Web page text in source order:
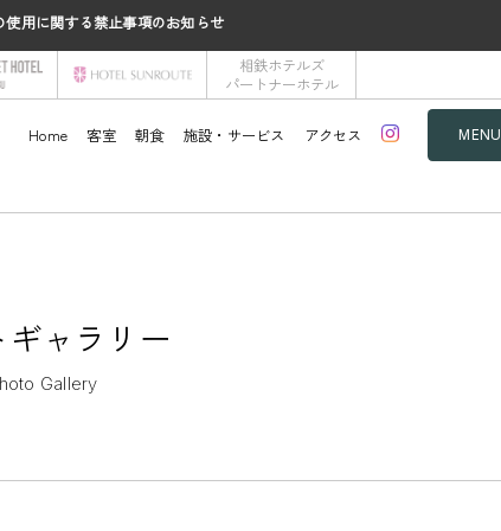
使用に関する禁止事項のお知らせ
相鉄ホテルズ
パートナーホテル
Home 客室 朝食 施設・サービス アクセス MENU
ギャラリー
Gallery